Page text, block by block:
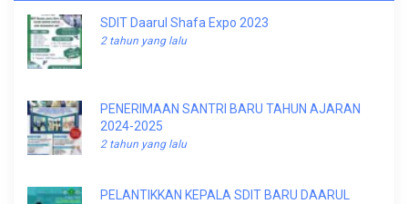
SDIT Daarul Shafa Expo 2023
2 tahun yang lalu
PENERIMAAN SANTRI BARU TAHUN AJARAN
2024-2025
2 tahun yang lalu
PELANTIKKAN KEPALA SDIT BARU DAARUL